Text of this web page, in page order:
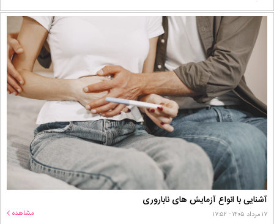
آشنایی با انواع آزمایش های ناباروری
۱۷ مرداد ۱۴۰۵ - ۱۷:۵۲ مشاهده